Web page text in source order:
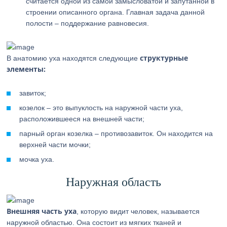
строении описанного органа. Главная задача данной
полости – поддержание равновесия.
В анатомию уха находятся следующиеструктурные
элементы:
завиток;
козелок – это выпуклость на наружной части уха,
расположившееся на внешней части;
парный орган козелка – противозавиток. Он находится на
верхней части мочки;
мочка уха.
Наружная область
Внешняя часть уха , которую видит человек, называется
наружной областью. Она состоит из мягких тканей и